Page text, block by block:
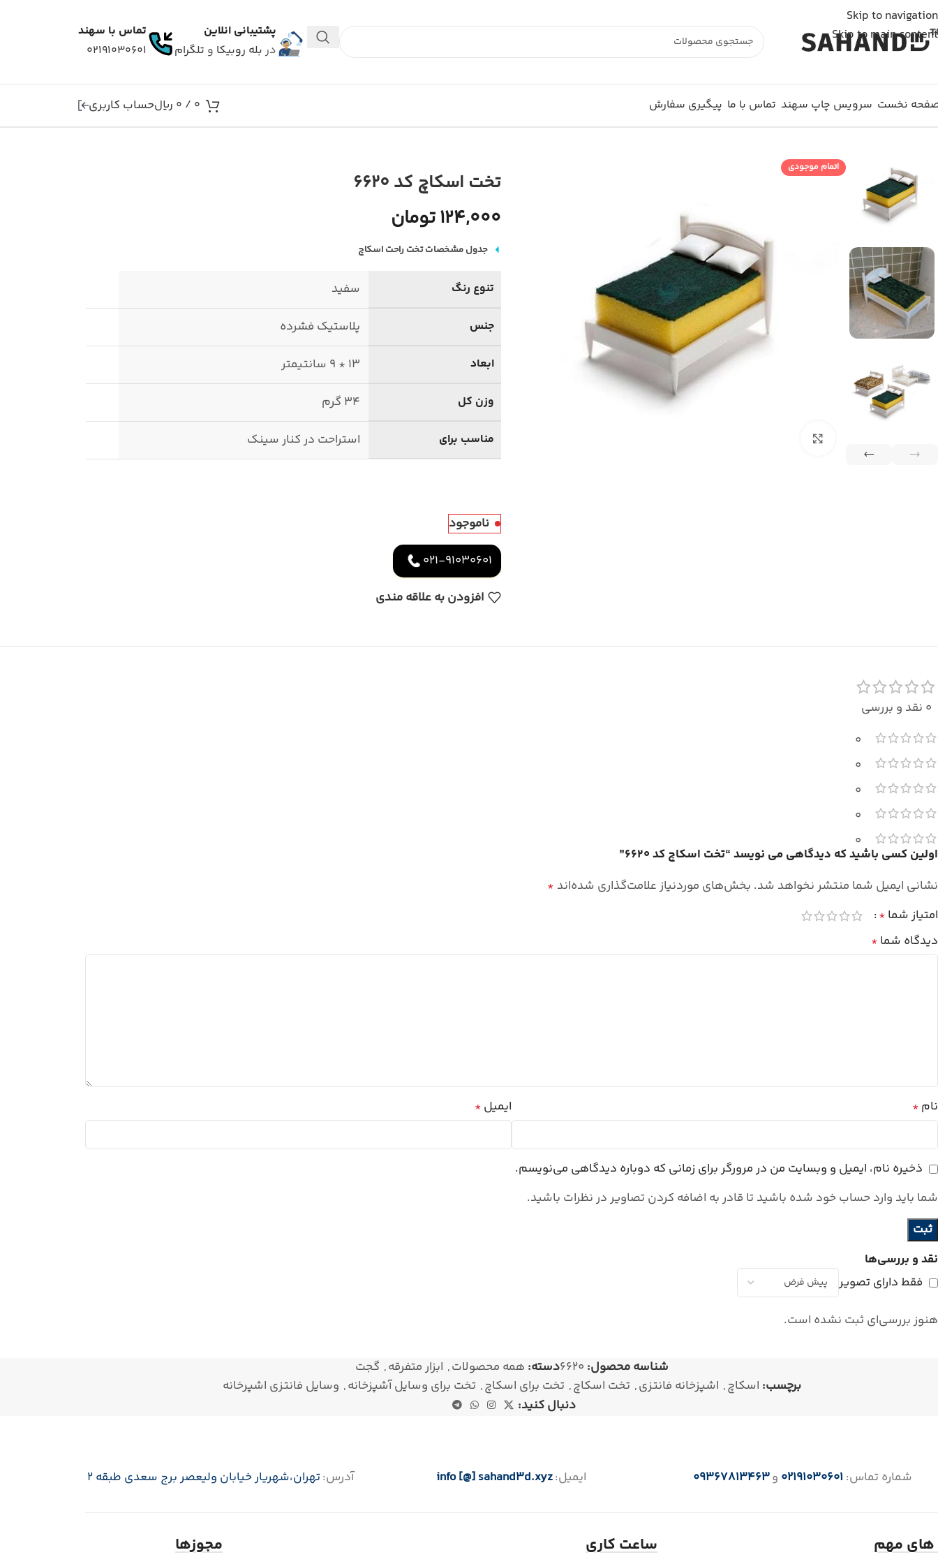
Skip to navigation
Skip to main content
پشتیبانی انلاین
در بله روبیکا و تلگرام
تماس با سهند
۰۲۱۹۱۰۳۰۶۰۱
نخست سرویس چاپ سهند تماس با ما پیگیری سفارش 0
/
0 ریالحساب کاربری
اتمام موجودی
تخت اسکاچ کد 6620
124,000 تومان
جدول مشخصات تخت راحت اسکاچ
تنوع رنگ سفید
جنس پلاستیک فشرده
ابعاد 13 * 9 سانتیمتر
وزن کل 34 گرم
مناسب برای استراحت در کنار سینک
ناموجود
افزودن به علاقه مندی
0 نقد و بررسی
0
0
0
0
0
نقد و بررسی‌ها
فقط دارای تصویر
هنوز بررسی‌ای ثبت نشده است.
اولین کسی باشید که دیدگاهی می نویسد “تخت اسکاچ کد 6620”
نشانی ایمیل شما منتشر نخواهد شد. بخش‌های موردنیاز علامت‌گذاری شده‌اند *
امتیاز شما *
دیدگاه شما *
نام * ایمیل *
ذخیره نام، ایمیل و وبسایت من در مرورگر برای زمانی که دوباره دیدگاهی می‌نویسم.
شما باید وارد حساب خود شده باشید تا قادر به اضافه کردن تصاویر در نظرات باشید.
شناسه محصول: 6620دسته: همه محصولات, ابزار متفرقه, گجت
برچسب: اسکاچ, اشپزخانه فانتزی, تخت اسکاچ, تخت برای اسکاچ, تخت برای وسایل آشپزخانه, وسایل فانتزی اشپرخانه
دنبال کنید:
آدرس:تهران،‌شهریار خیابان ولیعصر برج سعدی طبقه 2 ایمیل:info [@] sahand3d.xyz شماره تماس: 02191030601 و09367813463
مجوزها ساعت کاری های مهم